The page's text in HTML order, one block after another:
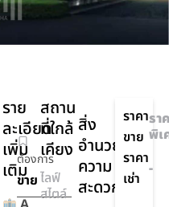
ต้องการ
ขาย
ราย
ละเอียด
เพิ่ม
เติม
สถาน
ที่ใกล้
เคียง
ไลฟ์
สไตล์
สิ่ง
อำนวย
ความ
สะดวก
ราคา
ขาย
รา
พิเ
ราคา
เช่า
-